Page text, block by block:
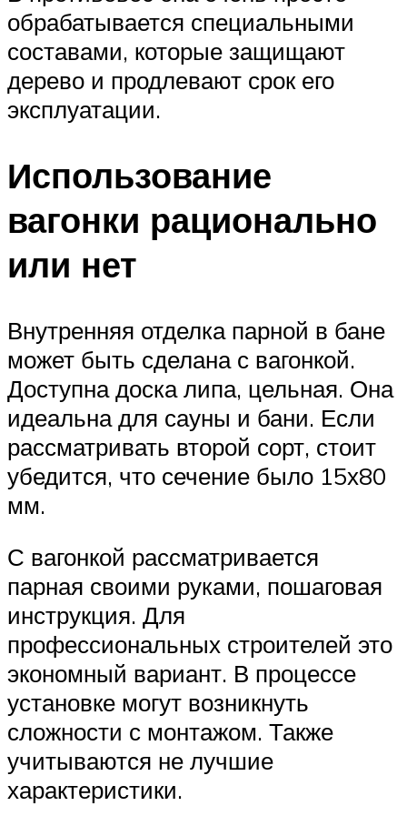
обрабатывается специальными
составами, которые защищают
дерево и продлевают срок его
эксплуатации.
Использование
вагонки рационально
или нет
Внутренняя отделка парной в бане
может быть сделана с вагонкой.
Доступна доска липа, цельная. Она
идеальна для сауны и бани. Если
рассматривать второй сорт, стоит
убедится, что сечение было 15х80
мм.
С вагонкой рассматривается
парная своими руками, пошаговая
инструкция. Для
профессиональных строителей это
экономный вариант. В процессе
установке могут возникнуть
сложности с монтажом. Также
учитываются не лучшие
характеристики.